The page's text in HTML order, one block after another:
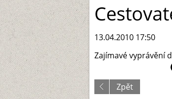
13.04.2010 17:50
Zajímavé vyprávění
Zpět